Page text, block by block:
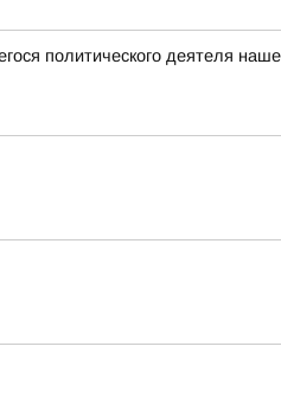
политического деятеля